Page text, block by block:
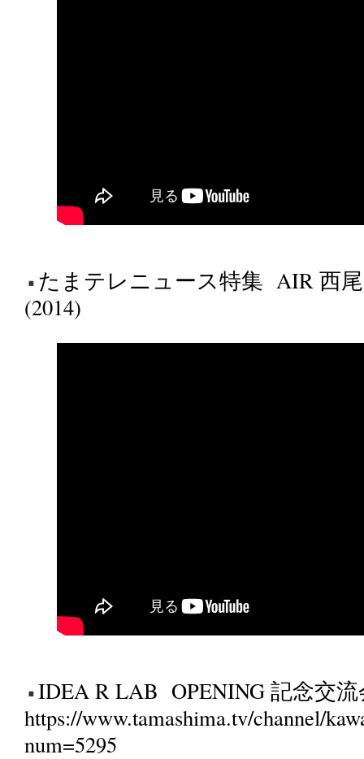
たまテレニュース特集 AIR 西
(2014)
IDEA R LAB OPENING 記念交流
https://www.tamashima.tv/channel/
num=5295